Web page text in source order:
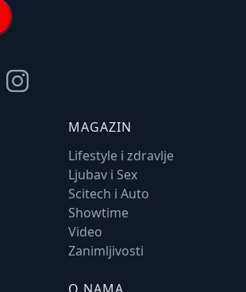
MAGAZIN
Lifestyle i zdravlje
Ljubav i Sex
Scitech i Auto
Showtime
Video
Zanimljivosti